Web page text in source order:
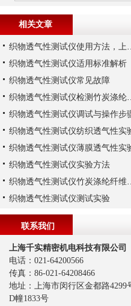
相关文章
织物透气性测试
织物透气性测试仪适用标准解析
织物透气性测试仪常见故障
织物透气性
织物透气性测试仪调试与操作步
织物透气性测试仪纺织透气性实
织物透气性测试仪薄膜透气性实
织物透气性测试仪实验方法
织物透气性
织物透气性测试仪测试实验
联系我们
上海千实精密机电科技有限公司
电话：021-64200566
传真：86-021-64208466
地址：上海市闵行区金都路4299
D幢1833号